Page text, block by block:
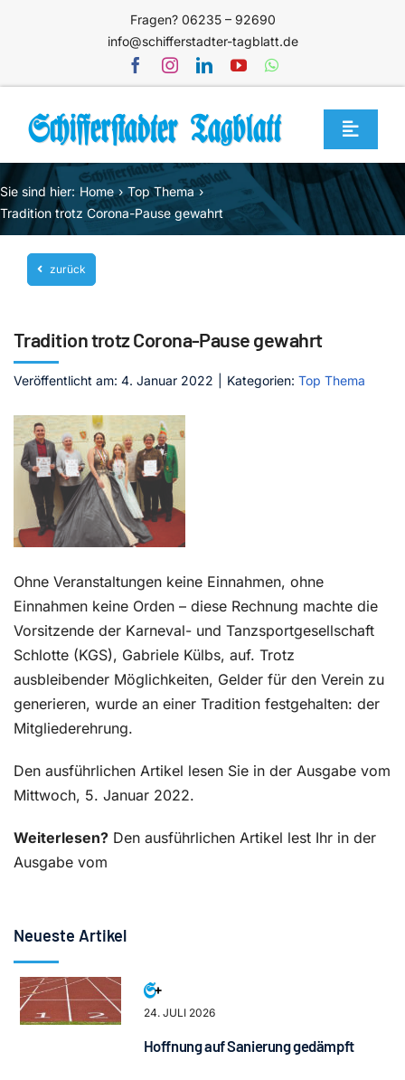
Fragen? 06235 – 92690
info@schifferstadter-tagblatt.de
Toggle
Home
Themen
Blog
Unternehmen
Mediathek
Kontakt
Sie sind hier: Home
Top Thema
Tradition trotz Corona-Pause gewahrt
zurück
Tradition trotz Corona-Pause gewahrt
Veröffentlicht am: 4. Januar 2022 Kategorien: Top Thema
Ohne Veranstaltungen keine Einnahmen, ohne
Einnahmen keine Orden – diese Rechnung machte die
Vorsitzende der Karneval- und Tanzsportgesellschaft
Schlotte (KGS), Gabriele Külbs, auf. Trotz
ausbleibender Möglichkeiten, Gelder für den Verein zu
generieren, wurde an einer Tradition festgehalten: der
Mitgliederehrung.
Den ausführlichen Artikel lesen Sie in der Ausgabe vom
Mittwoch, 5. Januar 2022.
Weiterlesen? Den ausführlichen Artikel lest Ihr in der
Ausgabe vom
Neueste Artikel
24. JULI 2026
Hoffnung auf Sanierung gedämpft